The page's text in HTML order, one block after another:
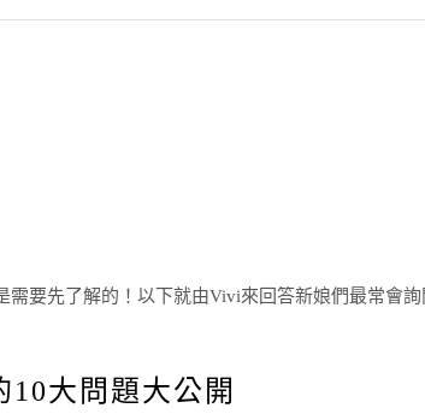
要先了解的！以下就由Vivi來回答新娘們最常會
大問題大公開